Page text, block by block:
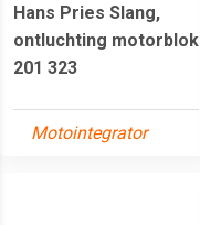
Hans Pries Slang,
ontluchting motorblok
201 323
Motointegrator